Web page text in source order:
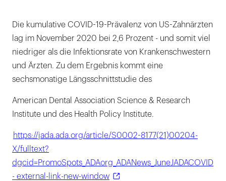
Die kumulative COVID-19-Prävalenz von US-Zahnärzten
lag im November 2020 bei 2,6 Prozent - und somit viel
niedriger als die Infektionsrate von Krankenschwestern
und Ärzten. Zu dem Ergebnis kommt eine
sechsmonatige Längsschnittstudie des
American Dental Association Science & Research
Institute und des Health Policy Institute.
https://jada.ada.org/article/S0002-8177(21)00204-
X/fulltext?
dgcid=PromoSpots_ADAorg_ADANews_JuneJADACOVID
- external-link-new-window